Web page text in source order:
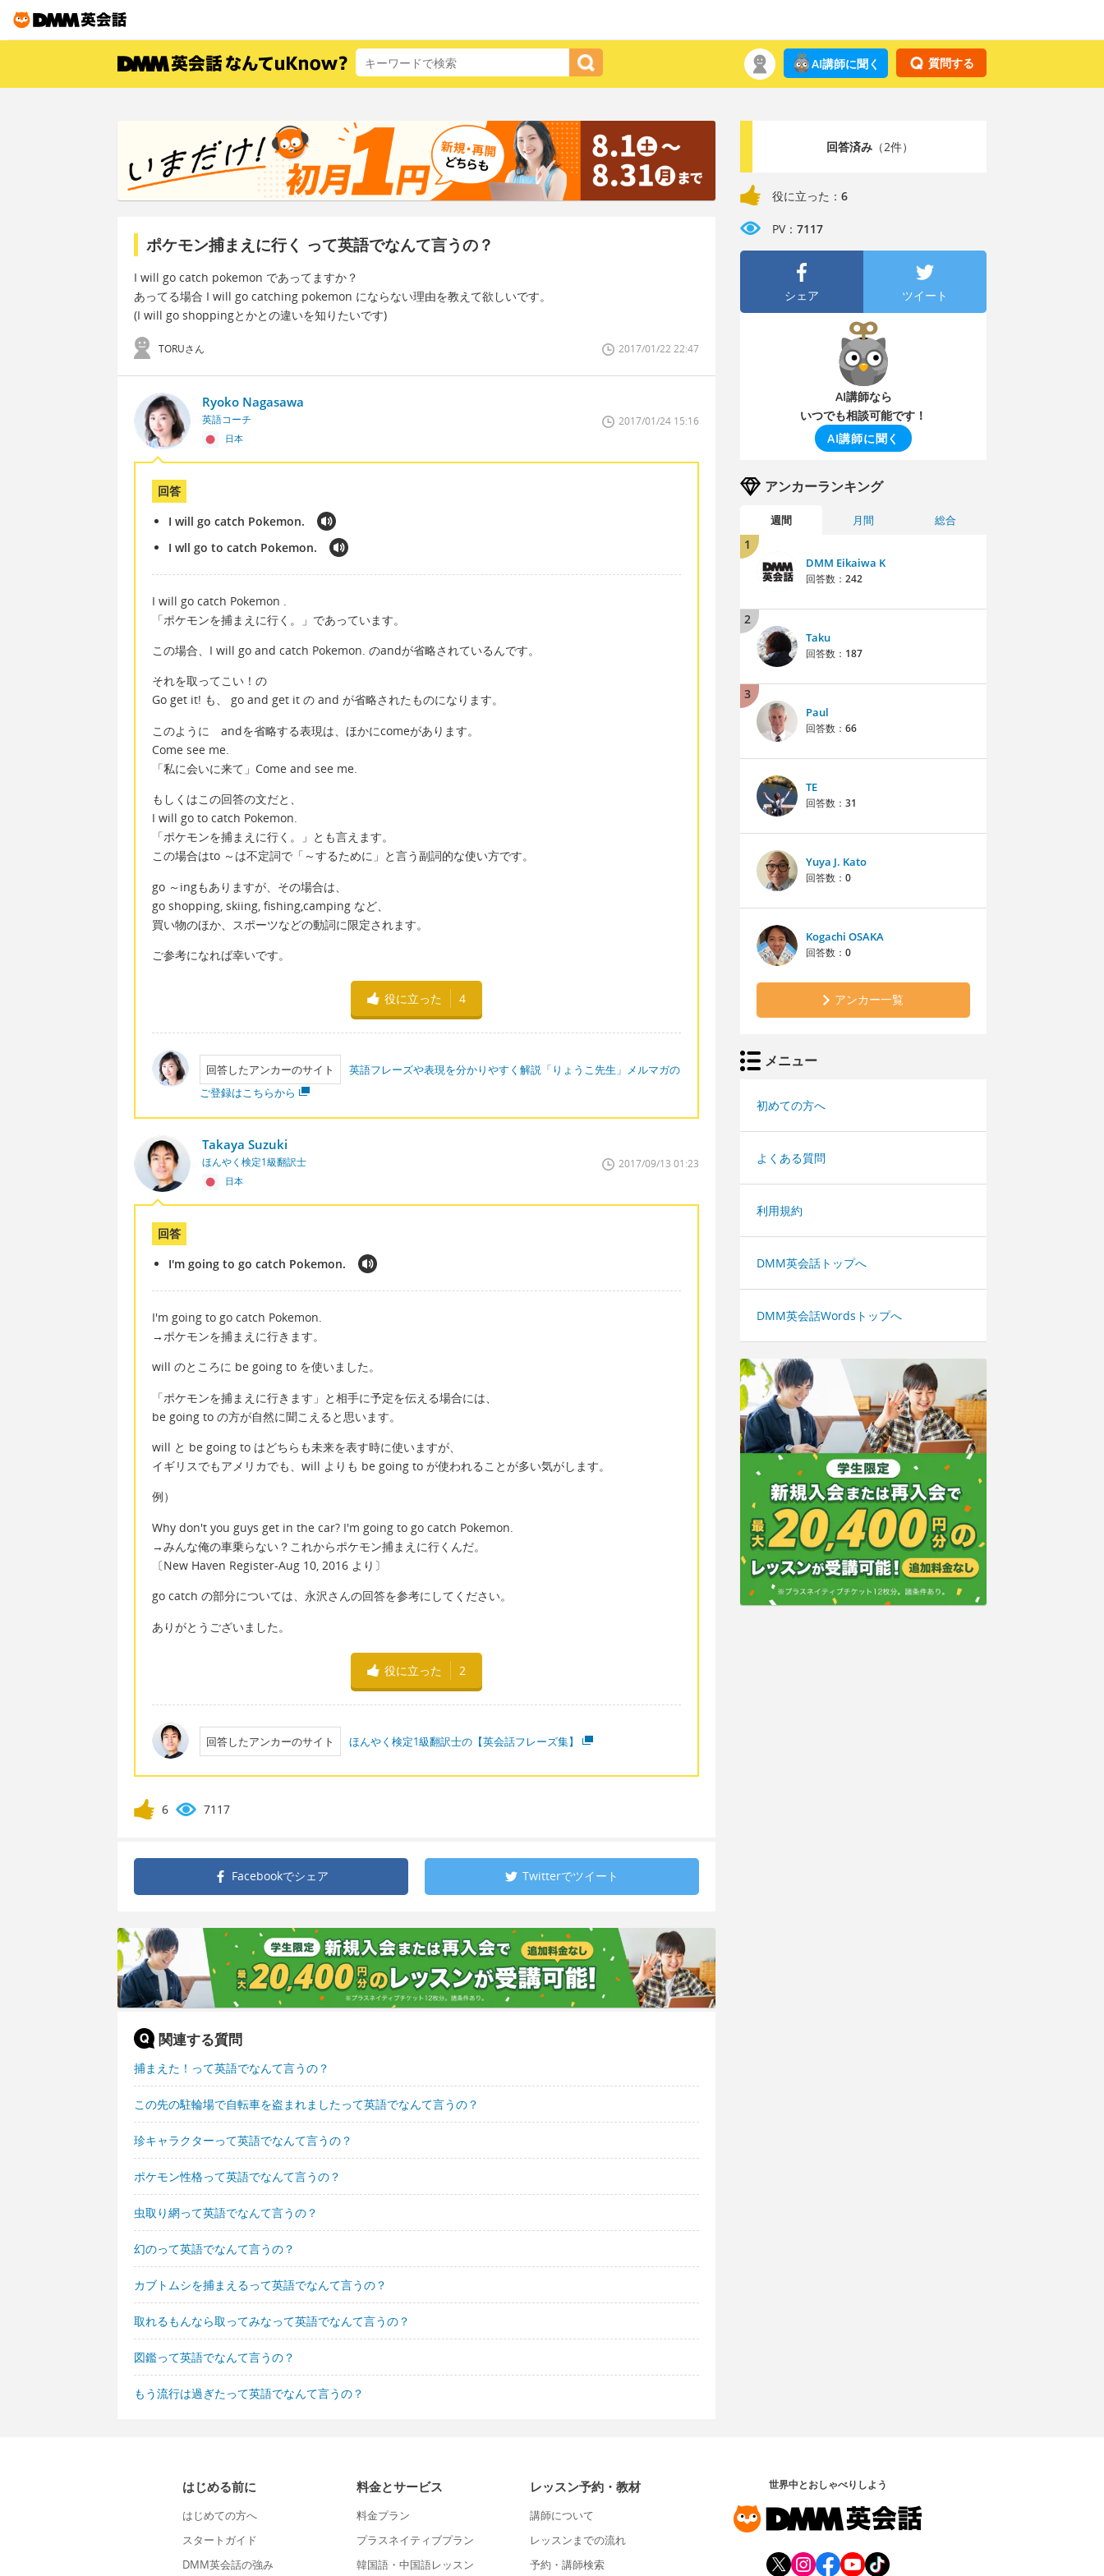
質問する
AI講師に聞く
ポケモン捕まえに行く って英語でなんて言うの？
I will go catch pokemon であってますか？
あってる場合 I will go catching pokemon にならない理由を教えて欲しいです。
(I will go shoppingとかとの違いを知りたいです)
TORUさん 2017/01/22 22:47
Ryoko Nagasawa
英語コーチ
日本
2017/01/24 15:16
回答
I will go catch Pokemon.
I wll go to catch Pokemon.
I will go catch Pokemon .
「ポケモンを捕まえに行く。」であっています。
この場合、I will go and catch Pokemon. のandが省略されているんです。
それを取ってこい！の
Go get it! も、 go and get it の and が省略されたものになります。
このように andを省略する表現は、ほかにcomeがあります。
Come see me.
「私に会いに来て」Come and see me.
もしくはこの回答の文だと、
I will go to catch Pokemon.
「ポケモンを捕まえに行く。」とも言えます。
この場合はto ～は不定詞で「～するために」と言う副詞的な使い方です。
go ～ingもありますが、その場合は、
go shopping, skiing, fishing,camping など、
買い物のほか、スポーツなどの動詞に限定されます。
ご参考になれば幸いです。
役に立った 4
回答したアンカーのサイト
英語フレーズや表現を分かりやすく解説「りょうこ先生」メルマガの
ご登録はこちらから
Takaya Suzuki
ほんやく検定1級翻訳士
日本
2017/09/13 01:23
回答
I'm going to go catch Pokemon.
I'm going to go catch Pokemon.
→ポケモンを捕まえに行きます。
will のところに be going to を使いました。
「ポケモンを捕まえに行きます」と相手に予定を伝える場合には、
be going to の方が自然に聞こえると思います。
will と be going to はどちらも未来を表す時に使いますが、
イギリスでもアメリカでも、will よりも be going to が使われることが多い気がします。
例）
Why don't you guys get in the car? I'm going to go catch Pokemon.
→みんな俺の車乗らない？これからポケモン捕まえに行くんだ。
〔New Haven Register-Aug 10, 2016 より〕
go catch の部分については、永沢さんの回答を参考にしてください。
ありがとうございました。
役に立った 2
回答したアンカーのサイト ほんやく検定1級翻訳士の【英会話フレーズ集】
6 7117
Facebookでシェア Twitterでツイート
関連する質問
捕まえた！って英語でなんて言うの？
この先の駐輪場で自転車を盗まれましたって英語でなんて言うの？
珍キャラクターって英語でなんて言うの？
ポケモン性格って英語でなんて言うの？
虫取り網って英語でなんて言うの？
幻のって英語でなんて言うの？
カブトムシを捕まえるって英語でなんて言うの？
取れるもんなら取ってみなって英語でなんて言うの？
図鑑って英語でなんて言うの？
もう流行は過ぎたって英語でなんて言うの？
回答済み（2件）
役に立った： 6
PV： 7117
シェア ツイート
AI講師なら
いつでも相談可能です！
AI講師に聞く
アンカーランキング
週間 月間 総合
1
DMM Eikaiwa K
回答数： 242
2
Taku
回答数： 187
3
Paul
回答数： 66
TE
回答数： 31
Yuya J. Kato
回答数： 0
Kogachi OSAKA
回答数： 0
アンカー一覧
メニュー
初めての方へ
よくある質問
利用規約
DMM英会話トップへ
DMM英会話Wordsトップへ
はじめる前に
はじめての方へ
スタートガイド
DMM英会話の強み
料金とサービス
料金プラン
プラスネイティブプラン
韓国語・中国語レッスン
レッスン予約・教材
講師について
レッスンまでの流れ
予約・講師検索
世界中とおしゃべりしよう